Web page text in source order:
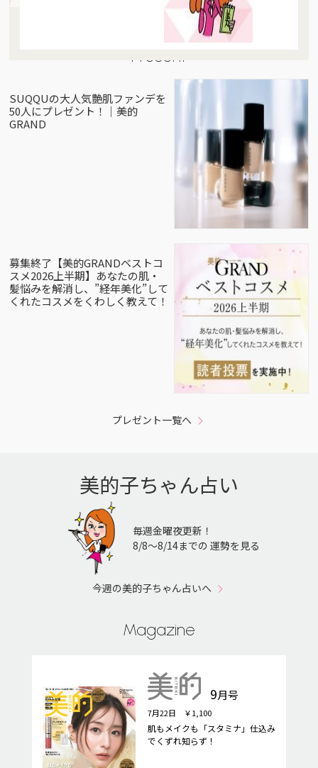
Present
SUQQUの大人気艶肌ファンデを
50人にプレゼント！｜美的
GRAND
募集終了【美的GRANDベストコ
スメ2026上半期】あなたの肌・
髪悩みを解消し、”経年美化”して
くれたコスメをくわしく教えて！
プレゼント一覧へ
美的子ちゃん占い
毎週金曜夜更新！
8/8〜8/14までの 運勢を見る
今週の美的子ちゃん占いへ
Magazine
9月号
7月22日 ￥1,100
肌もメイクも「スタミナ」仕込み
でくずれ知らず！